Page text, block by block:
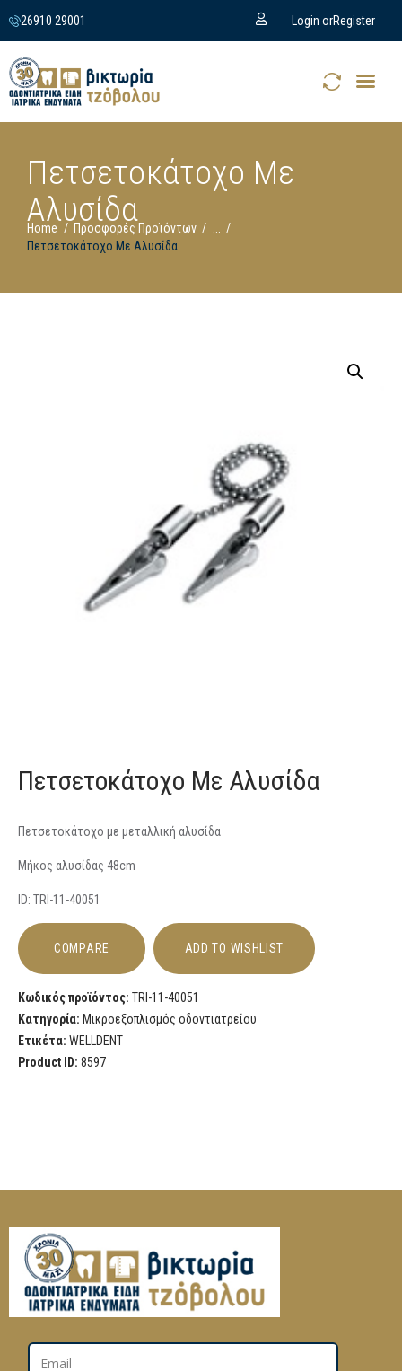
26910 29001 Login orRegister
Πετσετοκάτοχο Με
Αλυσίδα
Home Προσφορές Προϊόντων
...
Πετσετοκάτοχο Με Αλυσίδα
Πετσετοκάτοχο Με Αλυσίδα
Πετσετοκάτοχο με μεταλλική αλυσίδα
Μήκος αλυσίδας 48cm
ID: TRI-11-40051
COMPARE ADD TO WISHLIST
Κωδικός προϊόντος: TRI-11-40051
Κατηγορία: Μικροεξοπλισμός οδοντιατρείου
Ετικέτα: WELLDENT
Product ID: 8597